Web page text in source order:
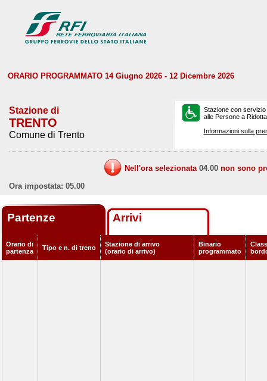
ORARIO PROGRAMMATO 14 Giugno 2026 - 12 Dicembre 2026
Stazione di
TRENTO
Comune di Trento
Stazione con
alle Persone a
Informazioni sulla
Nell'ora selezionata 04.00 non sono
Ora impostata: 05.00
Partenze Arrivi
Orario di
partenza
Tipo e n. di treno
Stazione di arrivo
(orario di arrivo)
Binario
programmato